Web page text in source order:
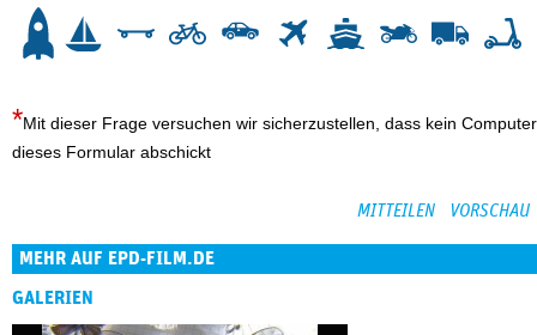
Mit dieser Frage versuchen wir sicherzustellen, dass kein Computer
dieses Formular abschickt
MEHR AUF EPD-FILM.DE
GALERIEN